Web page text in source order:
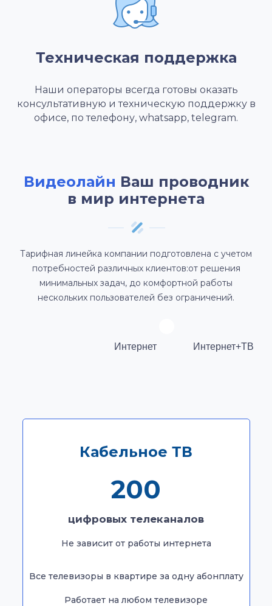
Техническая поддержка
Наши операторы всегда готовы оказать
консультативную и техническую поддержку в
офисе, по телефону, whatsapp, telegram.
Видеолайн Ваш проводник
в мир интернета
Тарифная линейка компании подготовлена с учетом
потребностей различных клиентов:от решения
минимальных задач, до комфортной работы
нескольких пользователей без ограничений.
Интернет Интернет+ТВ
Кабельное ТВ
200
цифровых телеканалов
Не зависит от работы интернета
Все телевизоры в квартире за одну абонплату
Работает на любом телевизоре
200